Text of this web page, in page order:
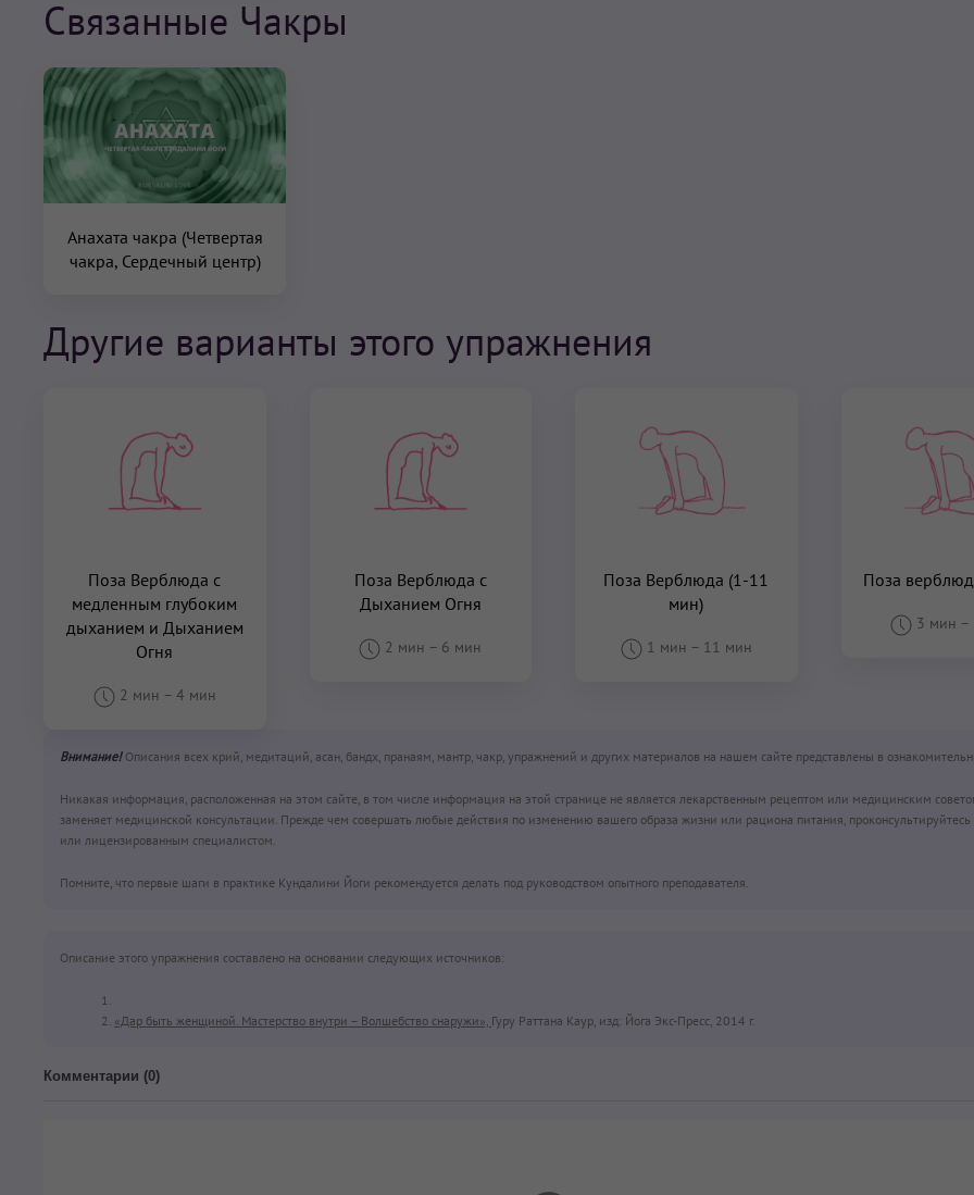
Связанные Чакры
Анахата чакра (Четвертая
чакра, Сердечный центр)
Другие варианты этого упражнения
Поза Верблюда с
медленным глубоким
дыханием и Дыханием
Огня
2 мин – 4 мин
Поза Верблюда с
Дыханием Огня
2 мин – 6 мин
Поза Верблюда (1-11
мин)
1 мин – 11 мин
Поза
3 мин –
Внимание!Описания всех крий, медитаций, асан, бандх, пранаям, мантр, чакр, упражнений и других материалов на нашем сайте представлены в
Никакая информация, расположенная на этом сайте, в том числе информация на этой странице не является лекарственным рецептом или медицинским
заменяет медицинской консультации. Прежде чем совершать любые действия по изменению вашего образа жизни или рациона питания, проконсультируйтесь
или лицензированным специалистом.
Помните, что первые шаги в практике Кундалини Йоги рекомендуется делать под руководством опытного преподавателя.
Описание этого упражнения составлено на основании следующих источников:
«Дар быть женщиной. Мастерство внутри – Волшебство снаружи», Гуру Раттана Каур, изд: Йога Экс-Пресс, 2014 г.
Комментарии (0)